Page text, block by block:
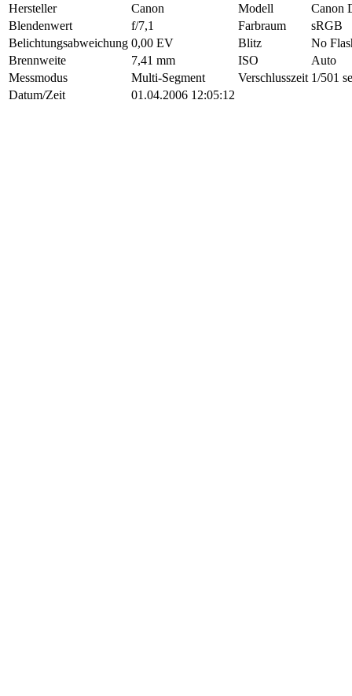
Hersteller Canon Modell
Canon
Blendenwert
f/7,1 Farbraum
sRGB
Belichtungsabweichung 0,00 EV Blitz
No
Brennweite
7,41 mm ISO
Auto
Messmodus
Multi-Segment Verschlusszeit 1/501
Datum/Zeit
01.04.2006 12:05:12